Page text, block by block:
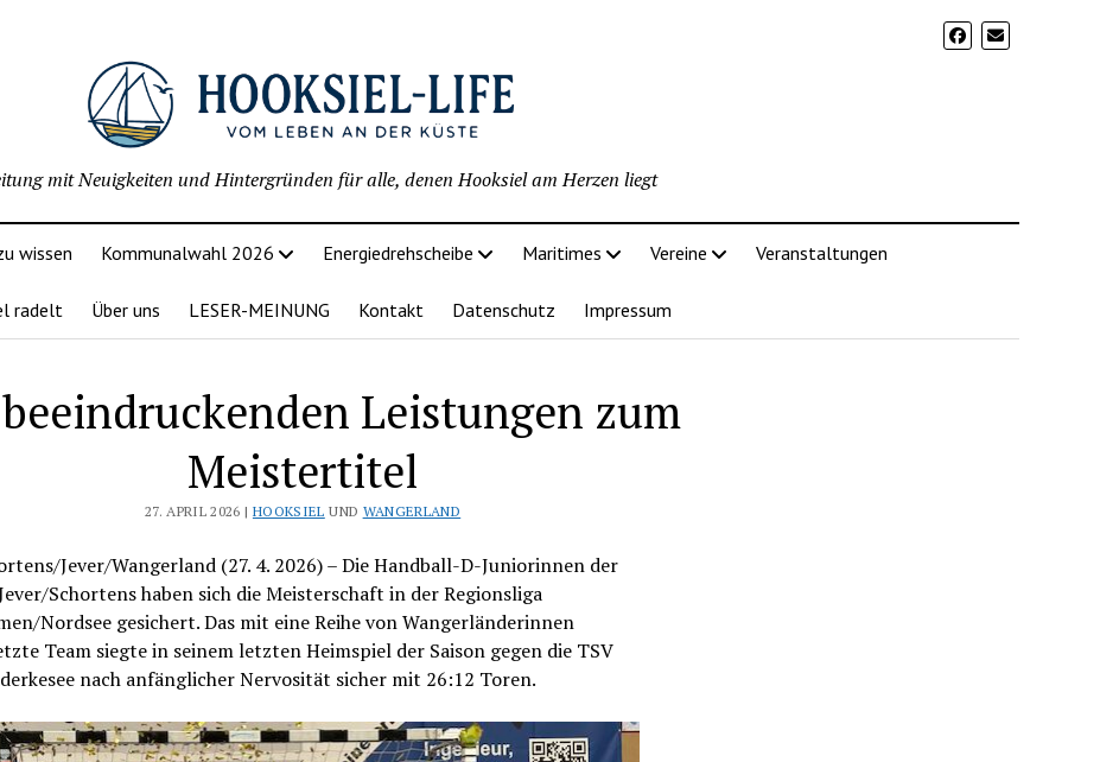
mit Neuigkeiten und Hintergründen für alle, denen Hooksiel am Herzen liegt
wissen Kommunalwahl 2026 Energiedrehscheibe Maritimes Vereine Veranstaltungen
radelt Über uns LESER-MEINUNG Kontakt Datenschutz Impressum
Leistungen zum
Meistertitel
27. APRIL 2026 | HOOKSIEL UND WANGERLAND
Jever/Wangerland (27. 4. 2026) – Die Handball-D-Juniorinnen der
Schortens haben sich die Meisterschaft in der Regionsliga
Nordsee gesichert. Das mit eine Reihe von Wangerländerinnen
Team siegte in seinem letzten Heimspiel der Saison gegen die TSV
nach anfänglicher Nervosität sicher mit 26:12 Toren.